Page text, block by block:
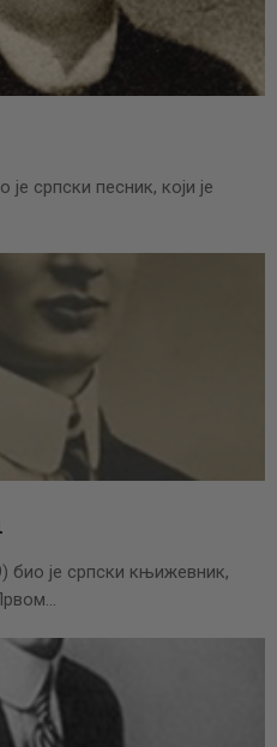
српски песник, који је
био је српски књижевник,